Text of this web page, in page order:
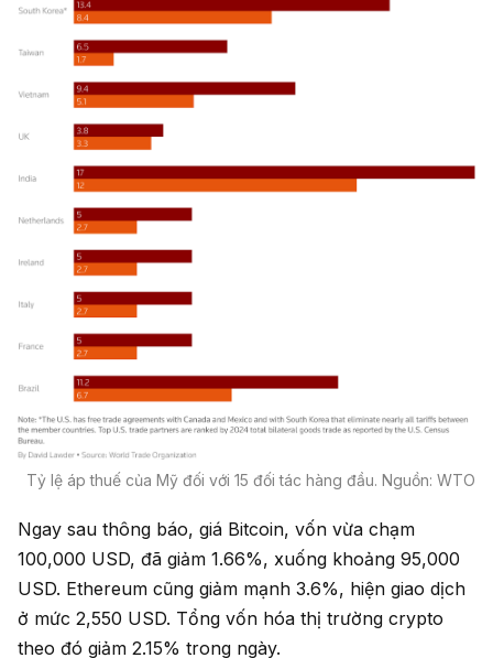
Tỷ lệ áp thuế của Mỹ đối với 15 đối tác hàng đầu. Nguồn: WTO
Ngay sau thông báo, giá Bitcoin, vốn vừa chạm
100,000 USD, đã giảm 1.66%, xuống khoảng 95,000
USD. Ethereum cũng giảm mạnh 3.6%, hiện giao dịch
ở mức 2,550 USD. Tổng vốn hóa thị trường crypto
theo đó giảm 2.15% trong ngày.